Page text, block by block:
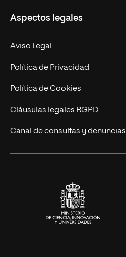
Doctorados
Experto Universitario
Postgrados
Cursos Universitarios
Facultades
Nuestro Equipo
Trabaja en UNIR
Actualidad
UNIR Revista
Eventos
Aspectos legales
Aviso Legal
Política de Privacidad
Política de Cookies
Cláusulas legales RGPD
Canal de consultas y denuncias